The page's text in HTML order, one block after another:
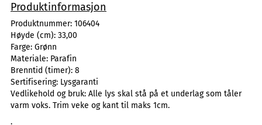
Produktinformasjon
Produktnummer: 106404
Høyde (cm): 33,00
Farge: Grønn
Materiale: Parafin
Brenntid (timer): 8
Sertifisering: Lysgaranti
Vedlikehold og bruk: Alle lys skal stå på et underlag som tåler
varm voks. Trim veke og kant til maks 1cm.
.